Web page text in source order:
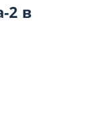
2 в